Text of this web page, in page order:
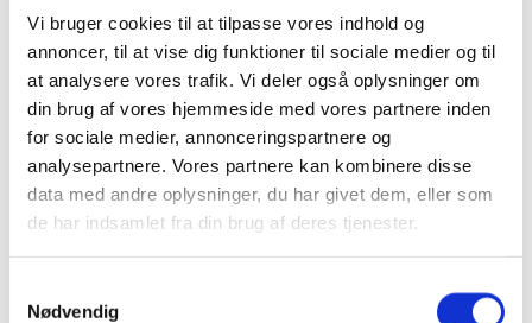
Vi bruger cookies til at tilpasse vores indhold og
annoncer, til at vise dig funktioner til sociale medier og til
at analysere vores trafik. Vi deler også oplysninger om
din brug af vores hjemmeside med vores partnere inden
for sociale medier, annonceringspartnere og
analysepartnere. Vores partnere kan kombinere disse
data med andre oplysninger, du har givet dem, eller som
de har indsamlet fra din brug af deres tjenester.
Nødvendig
iCalendar
Outlook 365
Outlook Live
Detaljer
Dato: 30. januar
Tidspunkt:
Fjordens Plankesteak